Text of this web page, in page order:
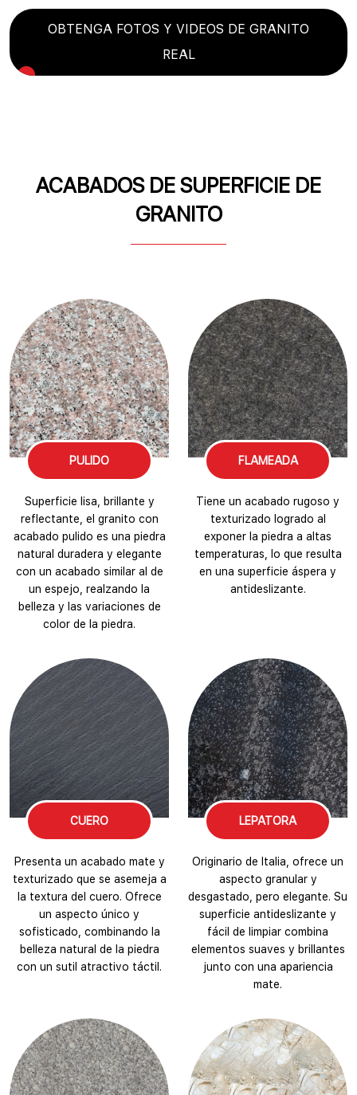
OBTENGA FOTOS Y VIDEOS DE GRANITO
REAL
ACABADOS DE SUPERFICIE DE
GRANITO
PULIDO
Superficie lisa, brillante y
reflectante, el granito con
acabado pulido es una piedra
natural duradera y elegante
con un acabado similar al de
un espejo, realzando la
belleza y las variaciones de
color de la piedra.
FLAMEADA
Tiene un acabado rugoso y
texturizado logrado al
exponer la piedra a altas
temperaturas, lo que resulta
en una superficie áspera y
antideslizante.
CUERO
Presenta un acabado mate y
texturizado que se asemeja a
la textura del cuero. Ofrece
un aspecto único y
sofisticado, combinando la
belleza natural de la piedra
con un sutil atractivo táctil.
LEPATORA
Originario de Italia, ofrece un
aspecto granular y
desgastado, pero elegante. Su
superficie antideslizante y
fácil de limpiar combina
elementos suaves y brillantes
junto con una apariencia
mate.